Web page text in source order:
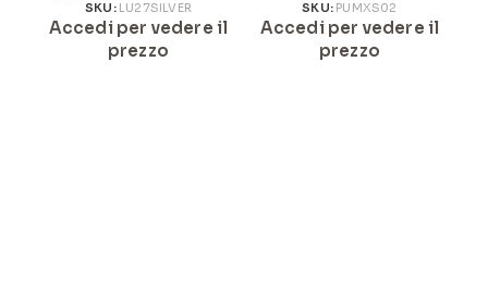
SKU: LU27SILVER
Accedi per vedere il
prezzo
SKU: PUMXS02
Accedi per vedere il
prezzo